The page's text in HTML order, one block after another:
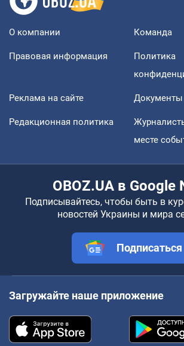
О компании Команда
Правовая информация
Политика
Реклама на сайте Документы
Редакционная политика
месте
OBOZ.UA в Google
Подписывайтесь, чтобы быть в
новостей Украины и мира
Подписаться
Загружайте наше приложение